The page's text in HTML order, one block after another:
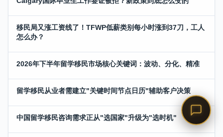
移民局又涨工资线了！TFWP低薪类别每小时涨到37刀，工人
怎么办？
2026年下半年留学移民市场核心关键词：波动、分化、精准
留学移民从业者需建立"关键时间节点日历"辅助客户决策
中国留学移民咨询需求正从"选国家"升级为"选时机"